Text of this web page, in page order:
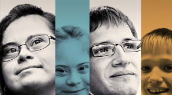
Die
Kinder
der
Utopie